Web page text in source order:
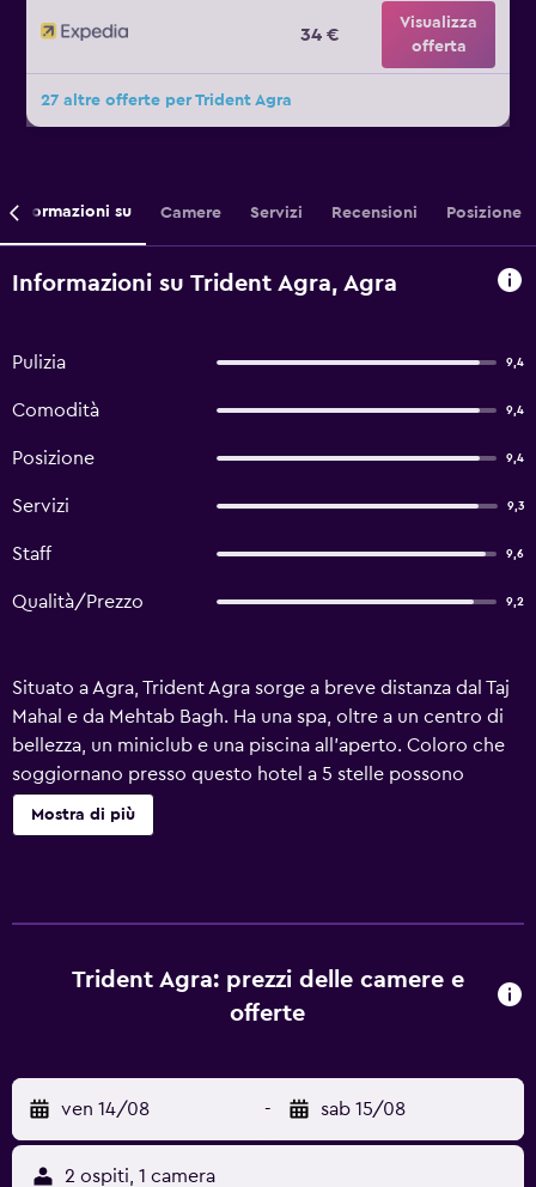
34 €
Visualizza
offerta
27 altre offerte per Trident Agra
Informazioni su Camere Servizi Recensioni Posizione
Informazioni su Trident Agra, Agra
Pulizia 9,4
Comodità 9,4
Posizione 9,4
Servizi 9,3
Staff 9,6
Qualità/Prezzo 9,2
Situato a Agra, Trident Agra sorge a breve distanza dal Taj
Mahal e da Mehtab Bagh. Ha una spa, oltre a un centro di
bellezza, un miniclub e una piscina all'aperto. Coloro che
soggiornano presso questo hotel a 5 stelle possono
rivolgersi al banco escursioni per prenotare escursioni. I
servizi di il hotel, come sale riunioni, navetta per
frigorifero e un minibar. Ci sono anche diverse camere
organizzate appositamente per famiglie. Le opzioni
ospiti possono recarsi presso il confortevole lounge bar
per rilassarsi sorseggiando un drink. Trident Agra
garantisce facile accesso a Green Park. Agra Fort si trova a
circa dieci minuti di auto dall'hotel.
Mostra di più
Trident Agra: prezzi delle camere e
offerte
ven 14/08 - sab 15/08
2 ospiti, 1 camera